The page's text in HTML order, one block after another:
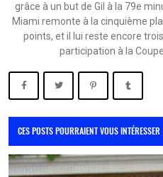
grâce à un but de Gil à la 79e
Miami remonte à la cinquième
points, et il lui reste encore
participation à la
CES POSTS POURRAIENT VOUS INTÉRESSER